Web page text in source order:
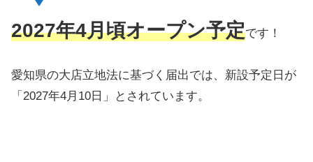
2027年4月頃オープン予定です！
愛知県の大店立地法に基づく届出では、新設予定日が
「2027年4月10日」とされています。